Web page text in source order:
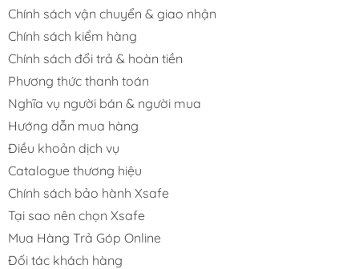
Chính sách vận chuyển & giao nhận
Chính sách kiểm hàng
Chính sách đổi trả & hoàn tiền
Phương thức thanh toán
Nghĩa vụ người bán & người mua
Hướng dẫn mua hàng
Điều khoản dịch vụ
Catalogue thương hiệu
Chính sách bảo hành Xsafe
Tại sao nên chọn Xsafe
Mua Hàng Trả Góp Online
Đối tác khách hàng